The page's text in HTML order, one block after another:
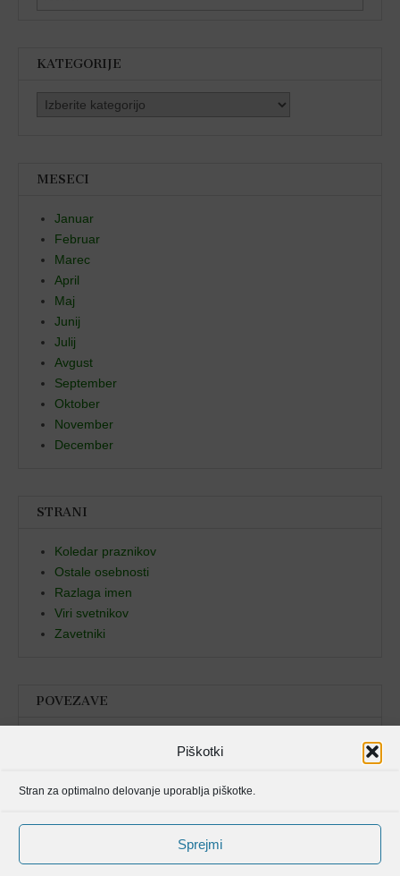
Piškotki
Stran za optimalno delovanje uporablja piškotke.
Sprejmi
KATEGORIJE
Kategorije
MESECI
Januar
Februar
Marec
April
Maj
Junij
Julij
Avgust
September
Oktober
November
December
STRANI
Koledar praznikov
Ostale osebnosti
Razlaga imen
Viri svetnikov
Zavetniki
POVEZAVE